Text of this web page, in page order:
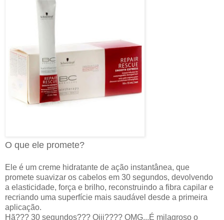
O que ele promete?
Ele é um creme hidratante de ação instantânea, que
promete suavizar os cabelos em 30 segundos, devolvendo
a elasticidade, força e brilho, reconstruindo a fibra capilar e
recriando uma superfície mais saudável desde a primeira
aplicação.
Hã??? 30 segundos??? Oiii???? OMG...É milagroso o